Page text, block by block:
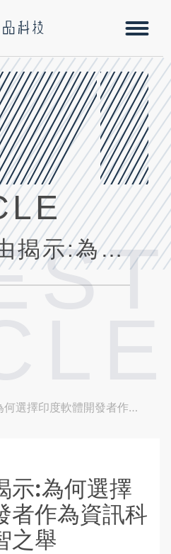
十二個理由揭示:為何選擇印度軟體開發者作為資訊科技外包的明智之舉
體開發者作為資訊科技外包的明智之舉
示:為何選擇
者作為資訊科
之舉